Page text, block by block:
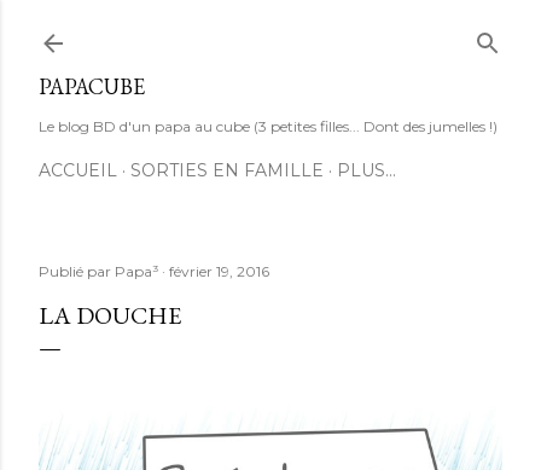
PAPACUBE
Le blog BD d'un papa au cube (3 petites filles... Dont des jumelles !)
ACCUEIL SORTIES EN FAMILLE PLUS…
Publié par Papa³ février 19, 2016
LA DOUCHE